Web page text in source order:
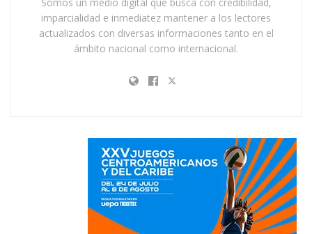
imparcialidad e inmediatez mantener a los lectores
actualizados con diversas informaciones tanto en el
ámbito nacional como internacional.